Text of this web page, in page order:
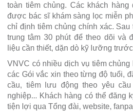
toàn tiêm chủng. Các khách hàng
được bác sĩ khám sàng lọc miễn
chỉ định tiêm chủng chính xác.
trung tâm 30 phút để theo dõi và
liệu cần thiết, dặn dò kỹ lưỡng
VNVC có nhiều dịch vụ tiêm
các Gói vắc xin theo từng độ tuổi,
cầu, tiêm lưu động theo yêu
nghiệp... Khách hàng có thể đăng
tiện lợi qua Tổng đài, website,